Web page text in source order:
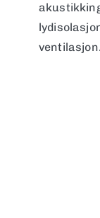
ventilasjon.